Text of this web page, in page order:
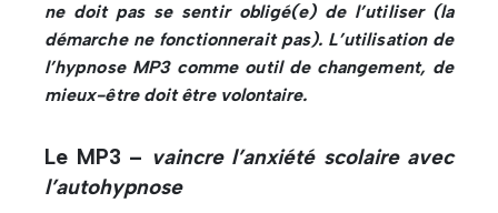
ne doit pas se sentir obligé(e) de l’utiliser (la
démarche ne fonctionnerait pas). L’utilisation de
l’hypnose MP3 comme outil de changement, de
mieux-être doit être volontaire.
Le MP3 – vaincre l’anxiété scolaire avec
l’autohypnose